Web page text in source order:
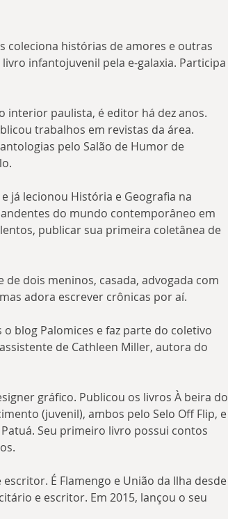
coleciona histórias de amores e outras
infantojuvenil pela e-galaxia. Participa
interior paulista, é editor há dez anos.
trabalhos em revistas da área.
pelo Salão de Humor de
já lecionou História e Geografia na
do mundo contemporâneo em
publicar sua primeira coletânea de
de dois meninos, casada, advogada com
adora escrever crônicas por aí.
o blog Palomices e faz parte do coletivo
de Cathleen Miller, autora do
gráfico. Publicou os livros À beira do
(juvenil), ambos pelo Selo Off Flip, e
Seu primeiro livro possui contos
É Flamengo e União da Ilha desde
e escritor. Em 2015, lançou o seu